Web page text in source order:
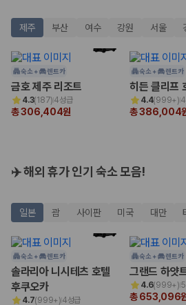
가족 여행, 짐이 많은 여행, 장거리 이
량 연식을 함께 비교하는 것이 좋습니
단체 여행이나 4인 이상 가족 여행에
험 조건을 함께 확인해야 합니다.
제주렌트카 보험까지 비교
니다
다. 카모아는 제주 렌트카 가격뿐 아니라 일
건을 함께 확인할 수 있도록 돕습니다.
일반자차:
완전자차:
보상 한도 내에서 면책금
슈퍼자차:더 높은 보장 조건을 원하
2000만 고객이 선택한 렌
카모아는 제주렌트카부터 국내·해외 렌트
제주 부산 여수 강원 서울
숙소 + 렌트카
금호 제주 리조트
4.3(187)4성급
총 306,404원
숙소 + 렌트카
히든 클리프
4.4(999+)
총 386,004
✈️ 해외 휴가 인기 숙소 모음!
일본 괌 사이판 미국 대만
숙소 + 렌트카
솔라리아 니시테츠 호텔
후쿠오카
4.7(999+)4성급
숙소 + 렌트카
그랜드 하얏
4.6(999+)5
총 653,096